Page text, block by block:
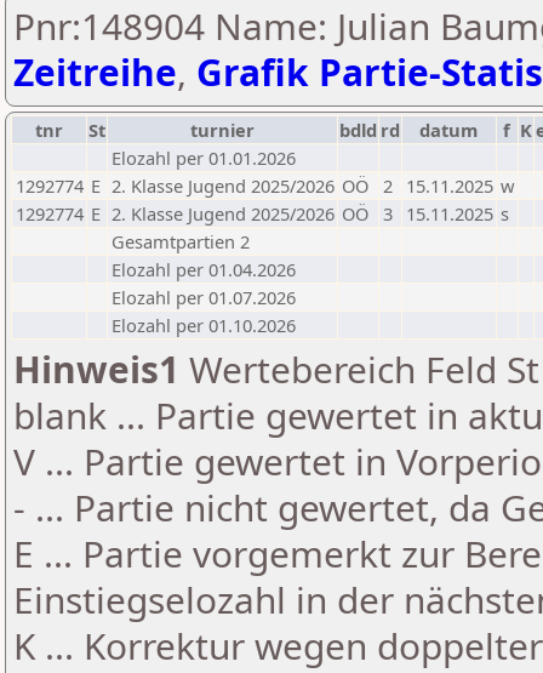
Pnr:148904 Name: Julian
Zeitreihe, Grafik Partie-
tnr St turnier bdld rd datum f K
Elozahl per 01.01.2026
1292774 E 2. Klasse Jugend 2025/2026 OÖ 2 15.11.2025 w
1292774 E 2. Klasse Jugend 2025/2026 OÖ 3 15.11.2025 s
Gesamtpartien 2
Elozahl per 01.04.2026
Elozahl per 01.07.2026
Elozahl per 01.10.2026
Hinweis1 Wertebereich Feld
blank ... Partie gewertet in
V ... Partie gewertet in
- ... Partie nicht gewertet, da
E ... Partie vorgemerkt zur
Einstiegselozahl in der
K ... Korrektur wegen